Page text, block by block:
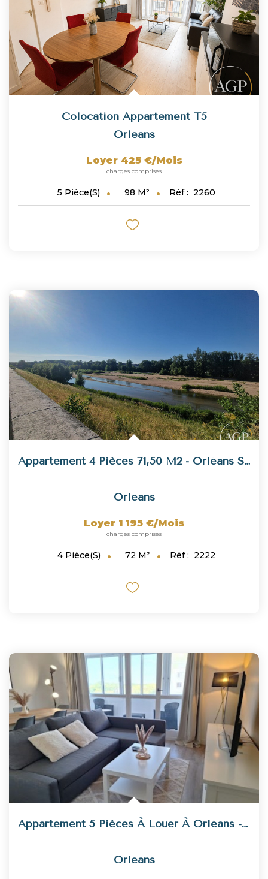
Colocation Appartement T5
Orleans
Loyer 425 €/mois
charges comprises
5 Pièce(s) 98 M² Réf : 2260
Appartement 4 Pièces 71,50 M2 - Orléans Sud
Orleans
Loyer 1 195 €/mois
charges comprises
4 Pièce(s) 72 M² Réf : 2222
Appartement 5 Pièces À Louer À Orléans - Rare Sur Le Marché
Orleans